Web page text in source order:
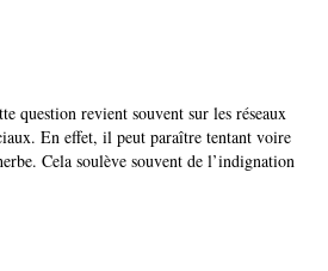
question revient souvent sur les réseaux
En effet, il peut paraître tentant voire
Cela soulève souvent de l’indignation